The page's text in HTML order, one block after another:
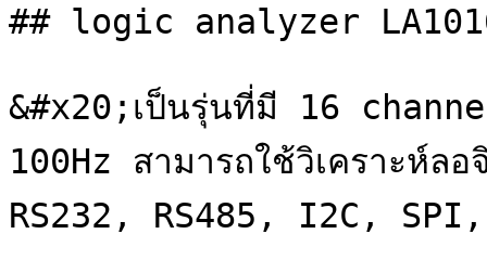
## logic analyzer
&#x20;เป็นรุ่นที่มี 16
100Hz สามารถใช้วิเคราะห์ล
RS232, RS485, I2C, SPI,